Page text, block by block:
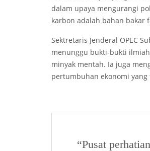
dalam upaya mengurangi
karbon adalah bahan bakar
Sektretaris Jenderal OPEC
menunggu bukti-bukti
minyak mentah. Ia juga
pertumbuhan ekonomi
“Pusat